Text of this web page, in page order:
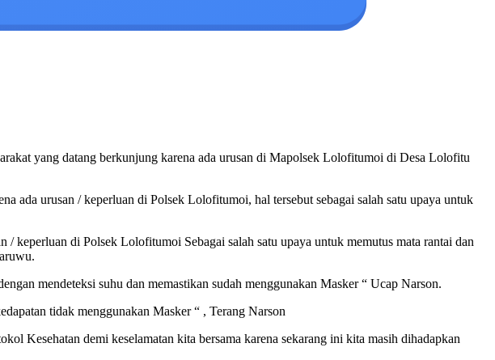
yang datang berkunjung karena ada urusan di Mapolsek Lolofitumoi di Desa Lolofitu
ada urusan / keperluan di Polsek Lolofitumoi, hal tersebut sebagai salah satu upaya untuk
keperluan di Polsek Lolofitumoi Sebagai salah satu upaya untuk memutus mata rantai dan
mendeteksi suhu dan memastikan sudah menggunakan Masker “ Ucap Narson.
tidak menggunakan Masker “ , Terang Narson
Kesehatan demi keselamatan kita bersama karena sekarang ini kita masih dihadapkan